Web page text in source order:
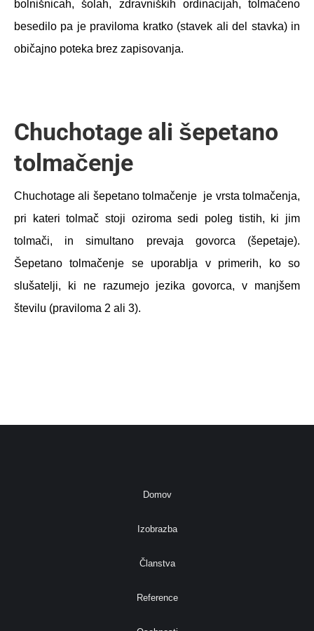
bolnišnicah, šolah, zdravniških ordinacijah, tolmačeno
besedilo pa je praviloma kratko (stavek ali del stavka) in
običajno poteka brez zapisovanja.
Chuchotage ali šepetano
tolmačenje
Chuchotage ali šepetano tolmačenje je vrsta tolmačenja,
pri kateri tolmač stoji oziroma sedi poleg tistih, ki jim
tolmači, in simultano prevaja govorca (šepetaje).
Šepetano tolmačenje se uporablja v primerih, ko so
slušatelji, ki ne razumejo jezika govorca, v manjšem
številu (praviloma 2 ali 3).
Domov
Izobrazba
Članstva
Reference